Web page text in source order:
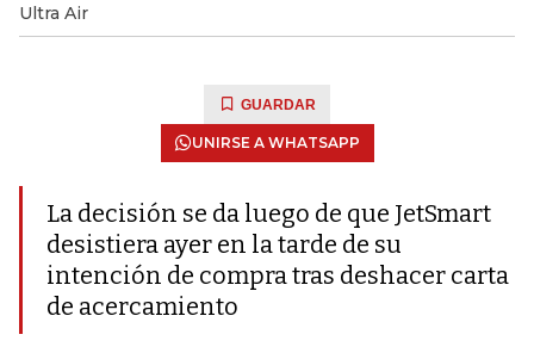
Ultra Air
GUARDAR
UNIRSE A WHATSAPP
La decisión se da luego de que JetSmart
desistiera ayer en la tarde de su
intención de compra tras deshacer carta
de acercamiento